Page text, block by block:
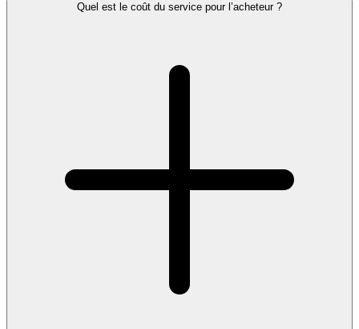
Quel est le coût du service pour l’acheteur ?